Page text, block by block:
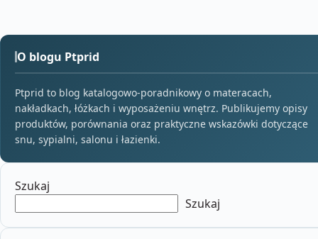
O blogu Ptprid
Ptprid to blog katalogowo-poradnikowy o materacach,
nakładkach, łóżkach i wyposażeniu wnętrz. Publikujemy opisy
produktów, porównania oraz praktyczne wskazówki dotyczące
snu, sypialni, salonu i łazienki.
Szukaj
Szukaj